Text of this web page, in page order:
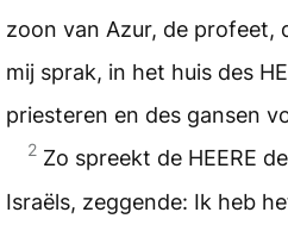
zoon van Azur, de profeet,
mij sprak, in het huis des
priesteren en des gansen
2 Zo spreekt de HEERE
Israëls, zeggende: Ik heb